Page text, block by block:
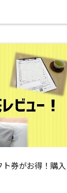
券がお得！購入